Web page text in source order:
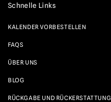
Schnelle Links
KALENDER VORBESTELLEN
FAQS
ÜBER UNS
BLOG
RÜCKGABE UND RÜCKERSTATTUNG